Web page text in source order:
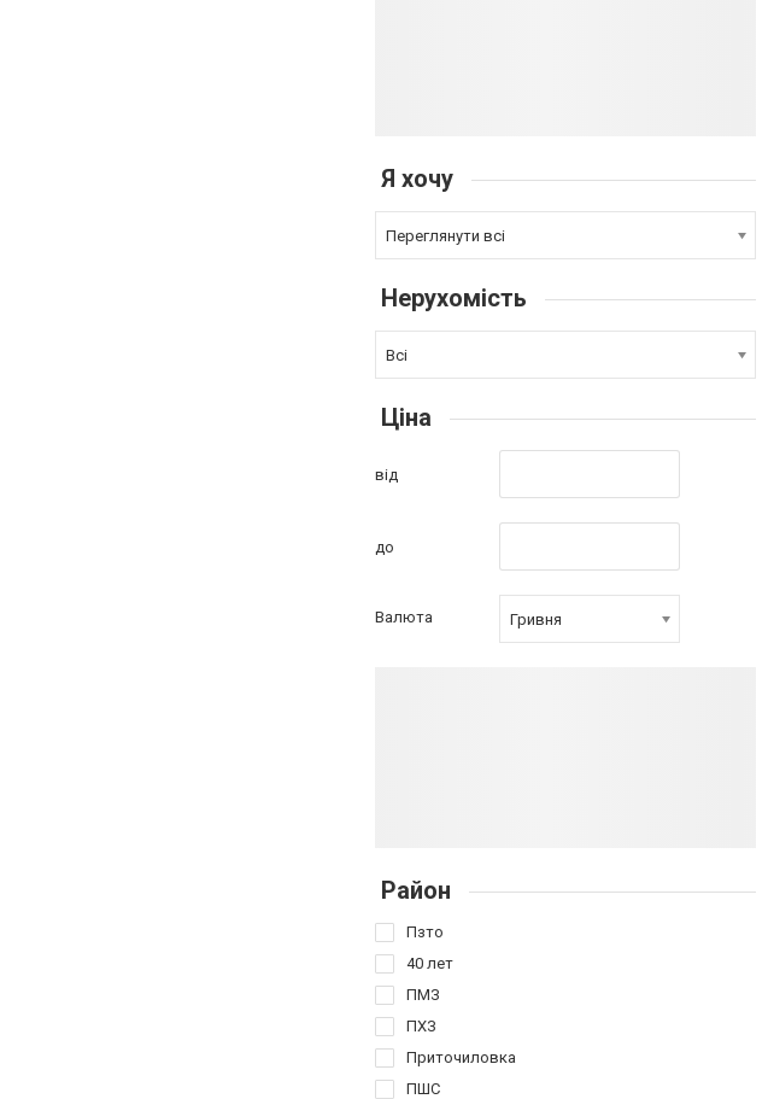
Я хочу
Переглянути всі
Нерухомість
Всі
Ціна
від
до
Валюта Гривня
Район
Пзто
40 лет
ПМЗ
ПХЗ
Приточиловка
ПШС